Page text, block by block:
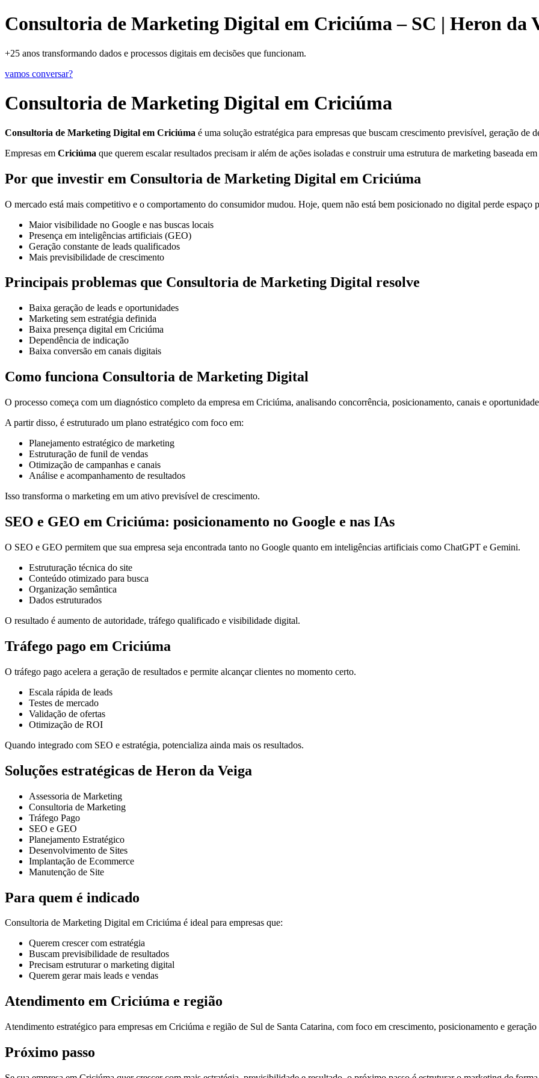
Consultoria de Marketing Digital em Criciúma – SC | Heron da
+25 anos transformando dados e processos digitais em decisões que funcionam.
vamos conversar?
Consultoria de Marketing Digital em Criciúma
Consultoria de Marketing Digital em Criciúma é uma solução estratégica para empresas que buscam crescimento previsível, geração de
Empresas em Criciúma que querem escalar resultados precisam ir além de ações isoladas e construir uma estrutura de marketing baseada
Por que investir em Consultoria de Marketing Digital em Criciúma
O mercado está mais competitivo e o comportamento do consumidor mudou. Hoje, quem não está bem posicionado no digital perde espaço
Maior visibilidade no Google e nas buscas locais
Presença em inteligências artificiais (GEO)
Geração constante de leads qualificados
Mais previsibilidade de crescimento
Principais problemas que Consultoria de Marketing Digital resolve
Baixa geração de leads e oportunidades
Marketing sem estratégia definida
Baixa presença digital em Criciúma
Dependência de indicação
Baixa conversão em canais digitais
Como funciona Consultoria de Marketing Digital
O processo começa com um diagnóstico completo da empresa em Criciúma, analisando concorrência, posicionamento, canais e
A partir disso, é estruturado um plano estratégico com foco em:
Planejamento estratégico de marketing
Estruturação de funil de vendas
Otimização de campanhas e canais
Análise e acompanhamento de resultados
Isso transforma o marketing em um ativo previsível de crescimento.
SEO e GEO em Criciúma: posicionamento no Google e nas IAs
O SEO e GEO permitem que sua empresa seja encontrada tanto no Google quanto em inteligências artificiais como ChatGPT e Gemini.
Estruturação técnica do site
Conteúdo otimizado para busca
Organização semântica
Dados estruturados
O resultado é aumento de autoridade, tráfego qualificado e visibilidade digital.
Tráfego pago em Criciúma
O tráfego pago acelera a geração de resultados e permite alcançar clientes no momento certo.
Escala rápida de leads
Testes de mercado
Validação de ofertas
Otimização de ROI
Quando integrado com SEO e estratégia, potencializa ainda mais os resultados.
Soluções estratégicas de Heron da Veiga
Assessoria de Marketing
Consultoria de Marketing
Tráfego Pago
SEO e GEO
Planejamento Estratégico
Desenvolvimento de Sites
Implantação de Ecommerce
Manutenção de Site
Para quem é indicado
Consultoria de Marketing Digital em Criciúma é ideal para empresas que:
Querem crescer com estratégia
Buscam previsibilidade de resultados
Precisam estruturar o marketing digital
Querem gerar mais leads e vendas
Atendimento em Criciúma e região
Atendimento estratégico para empresas em Criciúma e região de Sul de Santa Catarina, com foco em crescimento, posicionamento e geração
Próximo passo